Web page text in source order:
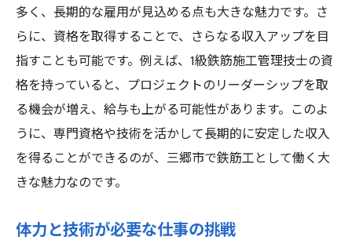
多く、長期的な雇用が見込める点も大きな魅力です。さ
らに、資格を取得することで、さらなる収入アップを目
指すことも可能です。例えば、1級鉄筋施工管理技士の資
格を持っていると、プロジェクトのリーダーシップを取
る機会が増え、給与も上がる可能性があります。このよ
うに、専門資格や技術を活かして長期的に安定した収入
を得ることができるのが、三郷市で鉄筋工として働く大
きな魅力なのです。
体力と技術が必要な仕事の挑戦